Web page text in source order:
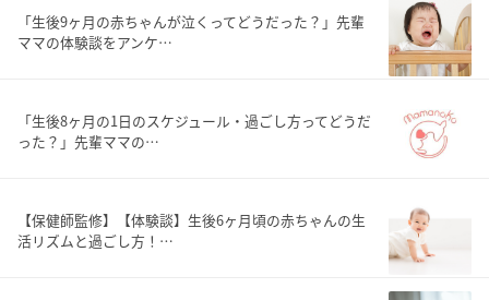
「生後9ヶ月の赤ちゃんが泣くってどうだった？」先輩
ママの体験談をアンケ…
「生後8ヶ月の1日のスケジュール・過ごし方ってどうだ
った？」先輩ママの…
【保健師監修】【体験談】生後6ヶ月頃の赤ちゃんの生
活リズムと過ごし方！…